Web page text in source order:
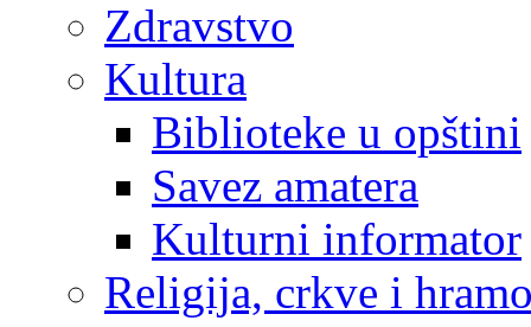
Zdravstvo
Kultura
Biblioteke u opštini
Savez amatera
Kulturni informator
Religija, crkve i